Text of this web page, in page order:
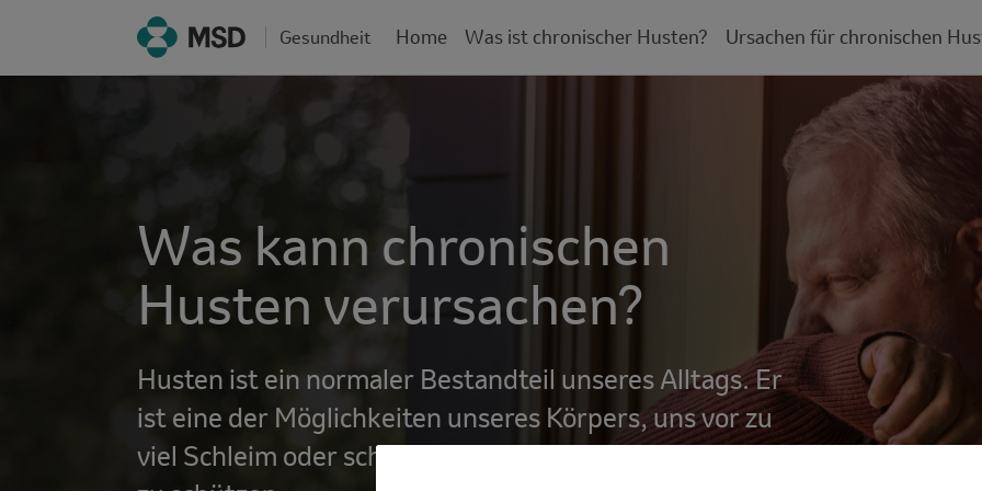
Gesundheit Home Was ist chronischer Husten? Ursachen für chronischen
Was kann chronischen
Husten verursachen?
Husten ist ein normaler Bestandteil unseres Alltags. Er
ist eine der Möglichkeiten unseres Körpers, uns vor zu
viel Schleim oder schädlichen Stoffen, die wir einatmen,